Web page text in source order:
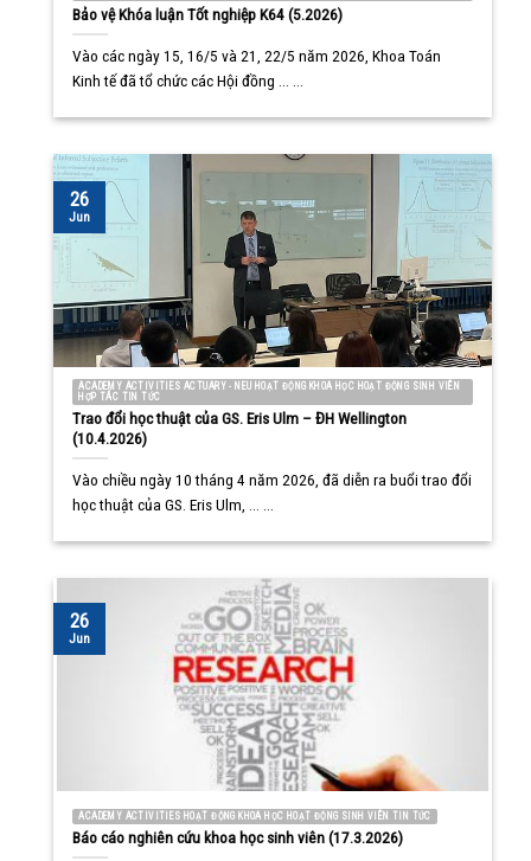
Bảo vệ Khóa luận Tốt nghiệp K64 (5.2026)
Vào các ngày 15, 16/5 và 21, 22/5 năm 2026, Khoa Toán
Kinh tế đã tổ chức các Hội đồng ... ...
ACADEMY ACTIVITIES ACTUARY - NEU HOẠT ĐỘNG KHOA HỌC HOẠT ĐỘNG SINH VIÊN
HỢP TÁC TIN TỨC
Trao đổi học thuật của GS. Eris Ulm – ĐH Wellington
(10.4.2026)
Vào chiều ngày 10 tháng 4 năm 2026, đã diễn ra buổi trao đổi
học thuật của GS. Eris Ulm, ... ...
26
Jun
ACADEMY ACTIVITIES HOẠT ĐỘNG KHOA HỌC HOẠT ĐỘNG SINH VIÊN TIN TỨC
Báo cáo nghiên cứu khoa học sinh viên (17.3.2026)
26
Jun